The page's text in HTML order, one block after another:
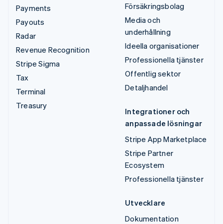
Payments
Payouts
Radar
Revenue Recognition
Stripe Sigma
Tax
Terminal
Treasury
Försäkringsbolag
Media och
underhållning
Ideella organisationer
Professionella tjänster
Offentlig sektor
Detaljhandel
Integrationer och
anpassade lösningar
Stripe App Marketplace
Stripe Partner
Ecosystem
Professionella tjänster
Utvecklare
Dokumentation